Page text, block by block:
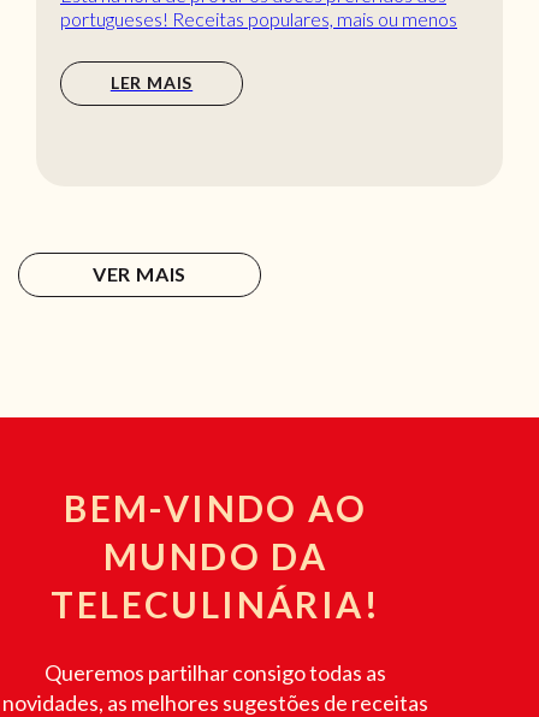
portugueses! Receitas populares, mais ou menos
LER MAIS
VER MAIS
BEM-VINDO AO
MUNDO DA
TELECULINÁRIA!
Queremos partilhar consigo todas as
novidades, as melhores sugestões de receitas